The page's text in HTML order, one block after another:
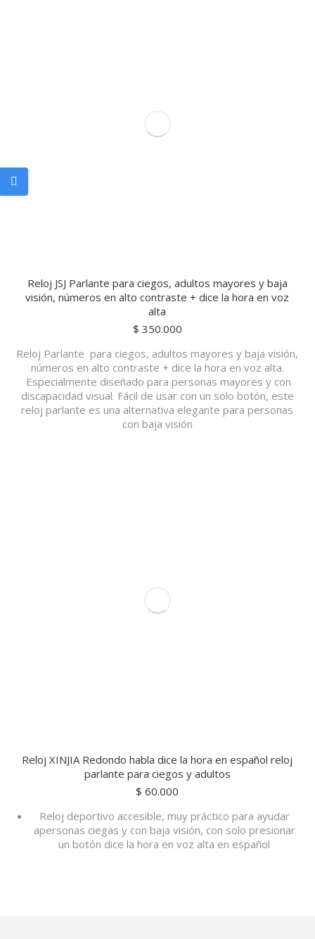
Reloj JSJ Parlante para ciegos, adultos mayores y baja
visión, números en alto contraste + dice la hora en voz
alta
$ 350.000
Reloj Parlante para ciegos, adultos mayores y baja visión,
números en alto contraste + dice la hora en voz alta.
Especialmente diseñado para personas mayores y con
discapacidad visual. Fácil de usar con un solo botón, este
reloj parlante es una alternativa elegante para personas
con baja visión
Reloj XINJIA Redondo habla dice la hora en español reloj
parlante para ciegos y adultos
$ 60.000
Reloj deportivo accesible, muy práctico para ayudar
apersonas ciegas y con baja visión, con solo presionar
un botón dice la hora en voz alta en español